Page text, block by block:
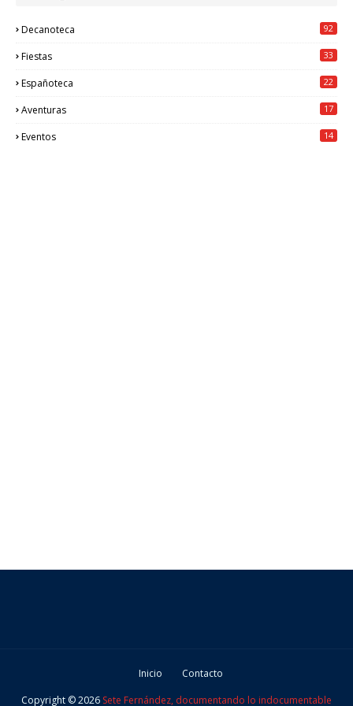
Decanoteca 92
Fiestas 33
Españoteca 22
Aventuras 17
Eventos 14
Inicio
Contacto
Copyright ©2026 Sete Fernández, documentando lo indocumentable